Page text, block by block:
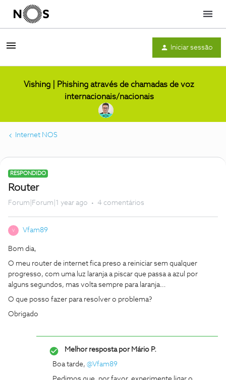
Menu
Iniciar sessão
Vishing | Phishing através de chamadas de voz
internacionais/nacionais
Internet NOS
RESPONDIDO
Router
Forum|Forum|1 year ago 4 comentários
V Vfam89
Bom dia,
O meu router de internet fica preso a reiniciar sem qualquer
progresso, com uma luz laranja a piscar que passa a azul por
alguns segundos, mas volta sempre para laranja…
O que posso fazer para resolver o problema?
Obrigado
Melhor resposta porMário P.
Boa tarde, ​ @Vfam89